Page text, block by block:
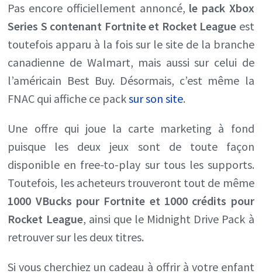
Pas encore officiellement annoncé, le pack Xbox
Series S contenant Fortnite et Rocket League est
toutefois apparu à la fois sur le site de la branche
canadienne de Walmart, mais aussi sur celui de
l’américain Best Buy. Désormais, c’est même la
FNAC qui affiche ce packsur son site.
Une offre qui joue la carte marketing à fond
puisque les deux jeux sont de toute façon
disponible en free-to-play sur tous les supports.
Toutefois, les acheteurs trouveront tout de même
1000 VBucks pour Fortnite et 1000 crédits pour
Rocket League, ainsi que le Midnight Drive Pack à
retrouver sur les deux titres.
Si vous cherchiez un cadeau à offrir à votre enfant